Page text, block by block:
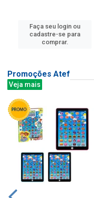
Faça seu login ou
cadastre-se para
comprar.
Promoções Atef
Veja mais